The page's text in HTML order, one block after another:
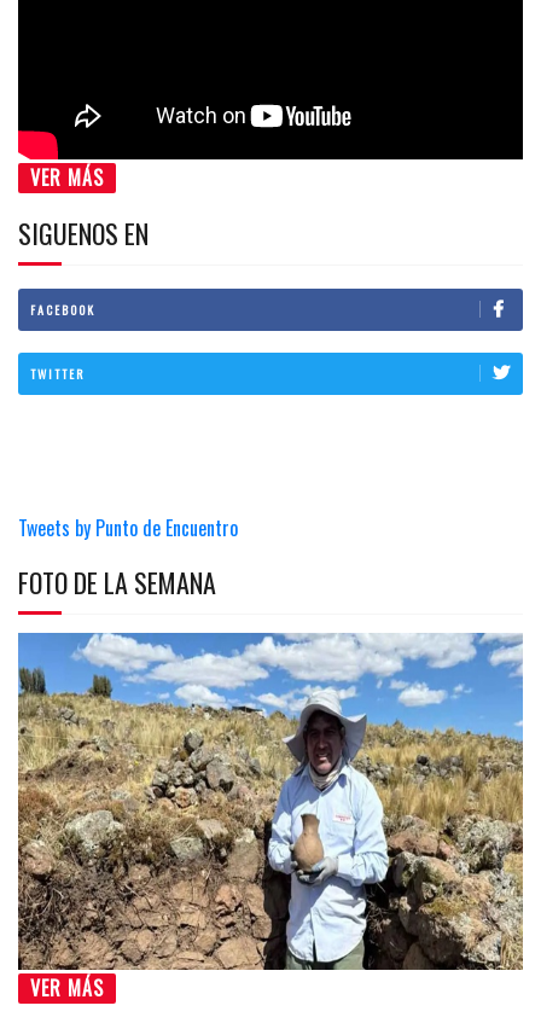
VER MÁS
SIGUENOS EN
FACEBOOK
TWITTER
Tweets by Punto de Encuentro
FOTO DE LA SEMANA
VER MÁS